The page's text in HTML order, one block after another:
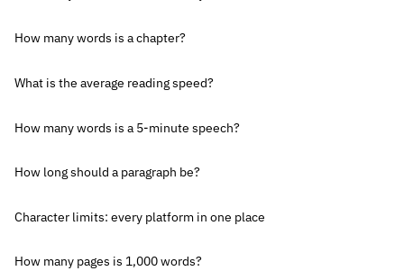
How many words is a chapter?
What is the average reading speed?
How many words is a 5-minute speech?
How long should a paragraph be?
Character limits: every platform in one place
How many pages is 1,000 words?